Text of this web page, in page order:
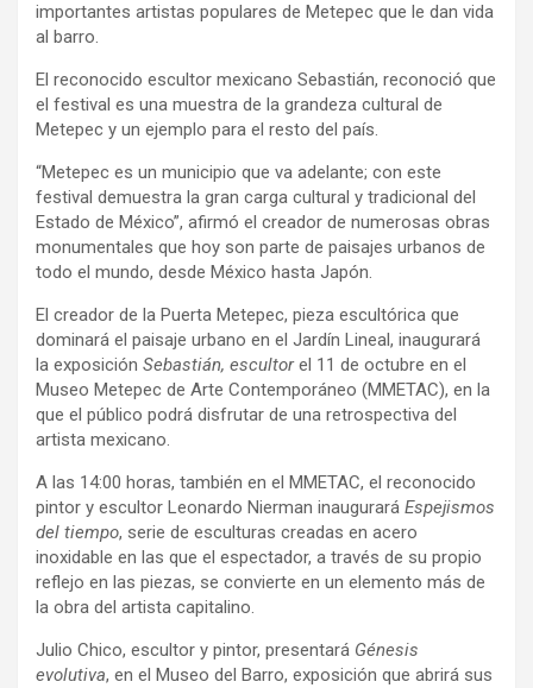
importantes artistas populares de Metepec que le dan vida
al barro.
El reconocido escultor mexicano Sebastián, reconoció que
el festival es una muestra de la grandeza cultural de
Metepec y un ejemplo para el resto del país.
“Metepec es un municipio que va adelante; con este
festival demuestra la gran carga cultural y tradicional del
Estado de México”, afirmó el creador de numerosas obras
monumentales que hoy son parte de paisajes urbanos de
todo el mundo, desde México hasta Japón.
El creador de la Puerta Metepec, pieza escultórica que
dominará el paisaje urbano en el Jardín Lineal, inaugurará
la exposición Sebastián, escultorel 11 de octubre en el
Museo Metepec de Arte Contemporáneo (MMETAC), en la
que el público podrá disfrutar de una retrospectiva del
artista mexicano.
A las 14:00 horas, también en el MMETAC, el reconocido
pintor y escultor Leonardo Nierman inaugurará Espejismos
del tiempo, serie de esculturas creadas en acero
inoxidable en las que el espectador, a través de su propio
reflejo en las piezas, se convierte en un elemento más de
la obra del artista capitalino.
Julio Chico, escultor y pintor, presentará Génesis
evolutiva, en el Museo del Barro, exposición que abrirá sus